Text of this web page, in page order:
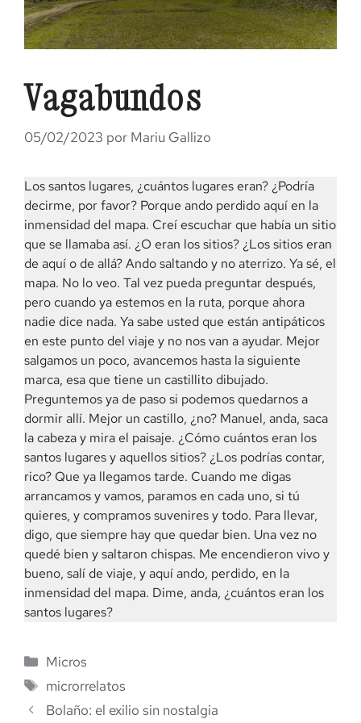
Vagabundos
05/02/2023 por Mariu Gallizo
Los santos lugares, ¿cuántos lugares eran? ¿Podría
decirme, por favor? Porque ando perdido aquí en la
inmensidad del mapa. Creí escuchar que había un sitio
que se llamaba así. ¿O eran los sitios? ¿Los sitios eran
de aquí o de allá? Ando saltando y no aterrizo. Ya sé, el
mapa. No lo veo. Tal vez pueda preguntar después,
pero cuando ya estemos en la ruta, porque ahora
nadie dice nada. Ya sabe usted que están antipáticos
en este punto del viaje y no nos van a ayudar. Mejor
salgamos un poco, avancemos hasta la siguiente
marca, esa que tiene un castillito dibujado.
Preguntemos ya de paso si podemos quedarnos a
dormir allí. Mejor un castillo, ¿no? Manuel, anda, saca
la cabeza y mira el paisaje. ¿Cómo cuántos eran los
santos lugares y aquellos sitios? ¿Los podrías contar,
rico? Que ya llegamos tarde. Cuando me digas
arrancamos y vamos, paramos en cada uno, si tú
quieres, y compramos suvenires y todo. Para llevar,
digo, que siempre hay que quedar bien. Una vez no
quedé bien y saltaron chispas. Me encendieron vivo y
bueno, salí de viaje, y aquí ando, perdido, en la
inmensidad del mapa. Dime, anda, ¿cuántos eran los
santos lugares?
Categorías
Micros
Etiquetas
microrrelatos
Bolaño: el exilio sin nostalgia